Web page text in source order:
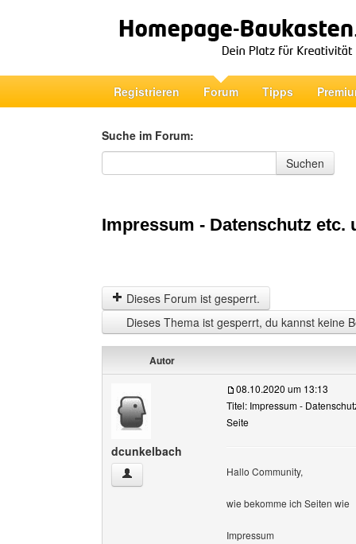
Registrieren Forum Tipps
Suche im Forum:
Suche im Forum
Suchen
Impressum - Datenschutz etc.
Dieses Forum ist gesperrt.
Dieses Thema ist gesperrt, du kannst keine
Autor
dcunkelbach
dcunkelbach Benutzer-Profile anzeigen
08.10.2020 um 13:13
Titel: Impressum -
Seite
Hallo Community,
wie bekomme ich Seiten wie
Impressum